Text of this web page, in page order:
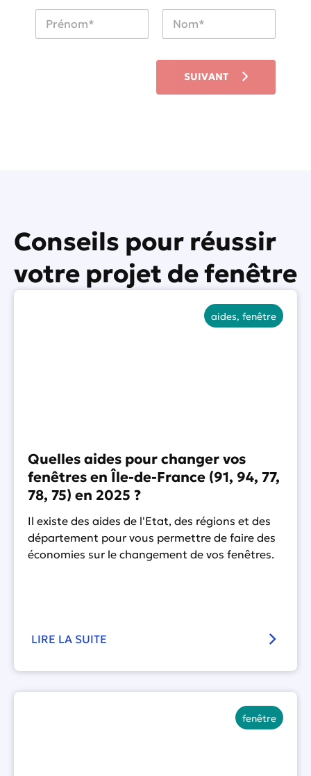
Q
i
SUIVANT
Conseils pour réussir
votre projet de fenêtre
aides, fenêtre
Quelles aides pour changer vos
fenêtres en Île-de-France (91, 94, 77,
78, 75) en 2025 ?
Il existe des aides de l'Etat, des régions et des
département pour vous permettre de faire des
économies sur le changement de vos fenêtres.
LIRE LA SUITE
fenêtre